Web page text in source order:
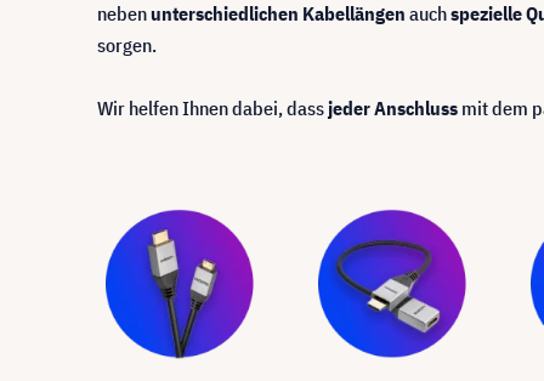
nebenunterschiedlichen Kabellängen auchspezielle
sorgen.
Wir helfen Ihnen dabei, dassjederAnschluss mit dem